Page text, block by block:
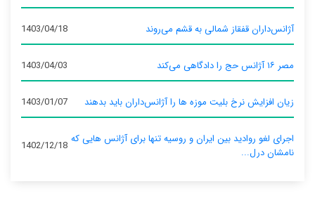
آژانس‌داران قفقاز شمالی به قشم می‌روند 1403/04/18
مصر ۱۶ آژانس حج را دادگاهی می‌کند 1403/04/03
زیان افزایش نرخ بلیت موزه ها را آژانس‌داران باید بدهند 1403/01/07
اجرای لغو روادید بین ایران و روسیه تنها برای آژانس‌ هایی که
نامشان درل...
1402/12/18